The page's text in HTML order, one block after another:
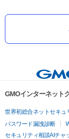
GMOインターネット
世界初総合ネットセキュ
パスワード漏洩診断
セキュリティ相談AIチャ